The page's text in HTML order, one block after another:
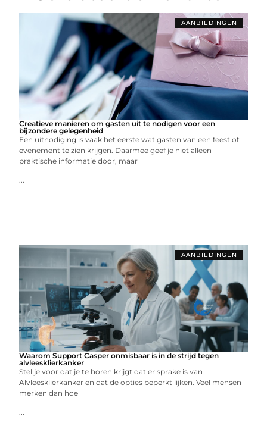
AANBIEDINGEN
Creatieve manieren om gasten uit te nodigen voor een
bijzondere gelegenheid
Een uitnodiging is vaak het eerste wat gasten van een feest of
evenement te zien krijgen. Daarmee geef je niet alleen
praktische informatie door, maar
...
AANBIEDINGEN
Waarom Support Casper onmisbaar is in de strijd tegen
alvleesklierkanker
Stel je voor dat je te horen krijgt dat er sprake is van
Alvleesklierkanker en dat de opties beperkt lijken. Veel mensen
merken dan hoe
...